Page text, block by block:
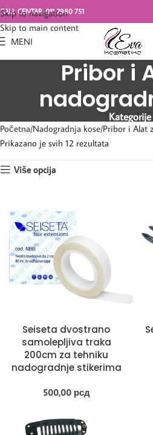
Skip to navigation
Skip to main content
CALL CENTAR: 011 2980 751
MENI
Pribor i
Kategorije
Početna Nadogradnja kose Pribor i Alat
Prikazano je svih 12 rezultata
Više opcija
Seiseta dvostrano
samolepljiva traka
200cm za tehniku
nadogradnje stikerima
500,00 рсд